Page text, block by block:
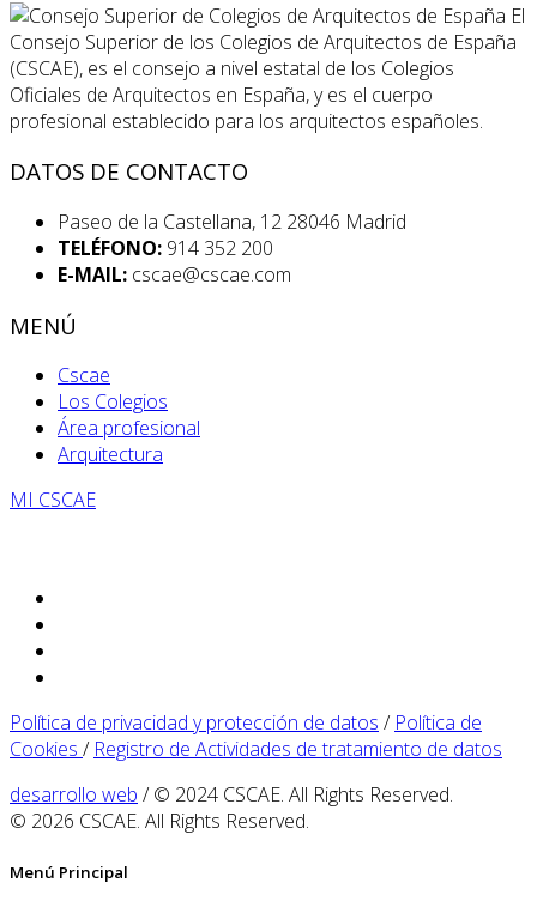
El
Consejo Superior de los Colegios de Arquitectos de España
(CSCAE), es el consejo a nivel estatal de los Colegios
Oficiales de Arquitectos en España, y es el cuerpo
profesional establecido para los arquitectos españoles.
DATOS DE CONTACTO
Paseo de la Castellana, 12 28046 Madrid
TELÉFONO: 914 352 200
E-MAIL: cscae@cscae.com
MENÚ
Cscae
Los Colegios
Área profesional
Arquitectura
MI CSCAE
Política de privacidad y protección de datos / Política de
Cookies / Registro de Actividades de tratamiento de datos
desarrollo web / © 2024 CSCAE. All Rights Reserved.
© 2026 CSCAE. All Rights Reserved.
Menú Principal